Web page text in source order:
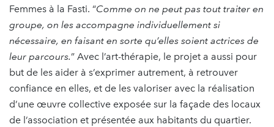
Femmes à la Fasti. “Comme on ne peut pas tout traiter en
groupe, on les accompagne individuellement si
nécessaire, en faisant en sorte qu’elles soient actrices de
leur parcours.” Avec l’art-thérapie, le projet a aussi pour
but de les aider à s’exprimer autrement, à retrouver
confiance en elles, et de les valoriser avec la réalisation
d’une œuvre collective exposée sur la façade des locaux
de l’association et présentée aux habitants du quartier.